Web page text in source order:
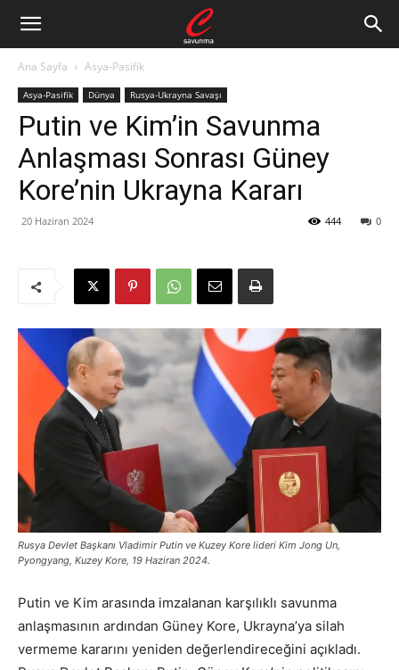
Ana Sayfa Asya-Pasifik
Asya-Pasifik Dünya Rusya-Ukrayna Savaşı
Putin ve Kim’in Savunma
Anlaşması Sonrası Güney
Kore’nin Ukrayna Kararı
20 Haziran 2024 0
444
Rusya Devlet Başkanı Vladimir Putin ve Kuzey Kore lideri Kim Jong Un,
Pyongyang, Kuzey Kore, 19 Haziran 2024.
Putin ve Kim arasında imzalanan karşılıklı savunma
anlaşmasının ardından Güney Kore, Ukrayna’ya silah
vermeme kararını yeniden değerlendireceğini açıkladı.